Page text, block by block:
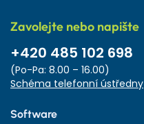
Zavolejte nebo napište
+420 485 102 698
(Po-Pa: 8.00 – 16.00)
Schéma telefonní ústředny
Software